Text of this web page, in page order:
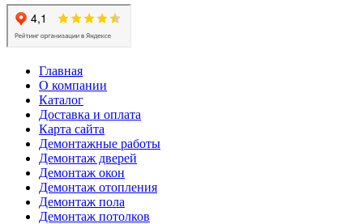
Главная
О компании
Каталог
Доставка и оплата
Карта сайта
Демонтажные работы
Демонтаж дверей
Демонтаж окон
Демонтаж отопления
Демонтаж пола
Демонтаж потолков